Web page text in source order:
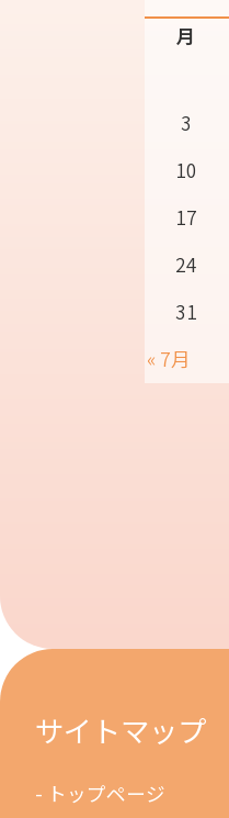
月
3
10
17
24
31
« 7月
サイトマップ
トップページ